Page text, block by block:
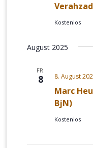
Kostenlos
August 2025
FR.
8
Marc
BjN)
8. August
Kostenlos